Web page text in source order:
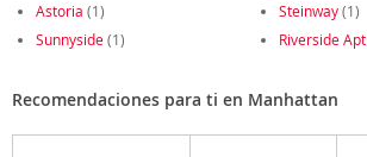
Astoria (1) Steinway(1)
Sunnyside(1) Riverside Apt
Recomendaciones para ti en Manhattan